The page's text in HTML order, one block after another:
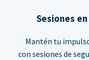
Sesiones
Mantén tu
con sesiones de